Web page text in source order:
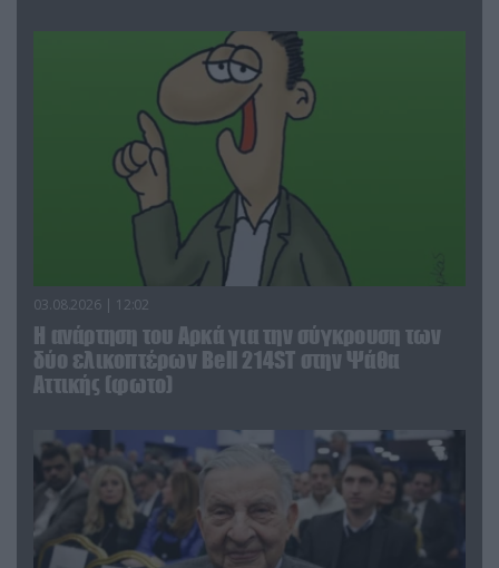
03.08.2026 | 12:02
Η ανάρτηση του Αρκά για την σύγκρουση των
δύο ελικοπτέρων Bell 214ST στην Ψάθα
Αττικής (φωτο)